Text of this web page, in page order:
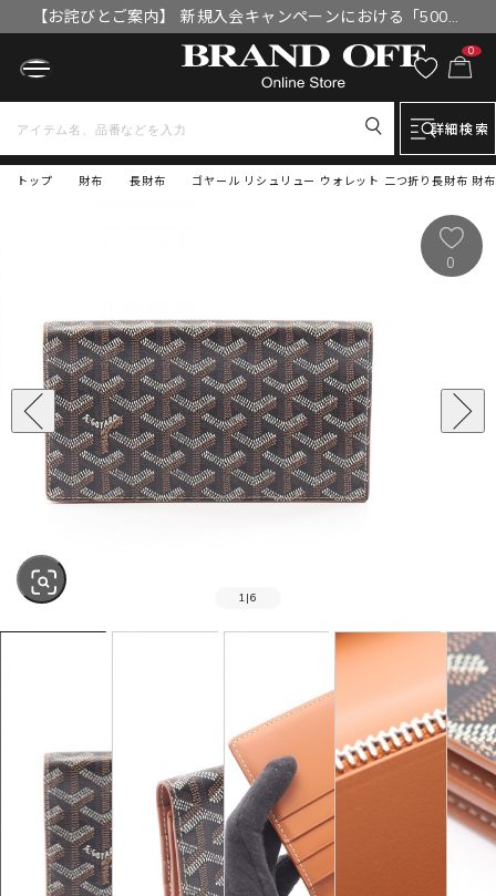
【お詫びとご案内】 新規入会キャンペーンにおける「500円
OFFクーポン」付与漏れと補填について
0
詳細検索
トップ ゴヤール リシュリュー ウォレット 二つ折り長財布 財
財布 長財布
SOLD OUT
1 |6
0